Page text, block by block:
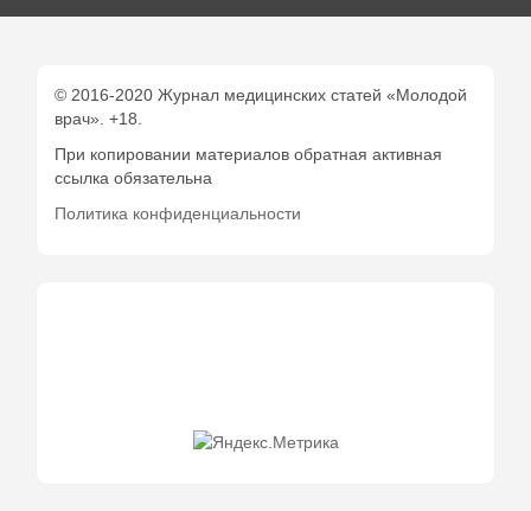
© 2016-2020 Журнал медицинских статей «Молодой
врач». +18.
При копировании материалов обратная активная
ссылка обязательна
Политика конфиденциальности